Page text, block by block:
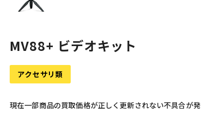
MV88+ ビデオキット
アクセサリ類
現在一部商品の買取価格が正しく更新されない不具合が発